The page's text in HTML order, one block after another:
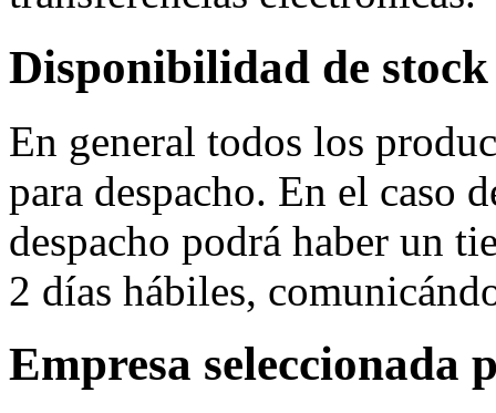
Disponibilidad de stock
En general todos los
para despacho. En el caso
despacho podrá haber un
2 días hábiles,
Empresa seleccionada